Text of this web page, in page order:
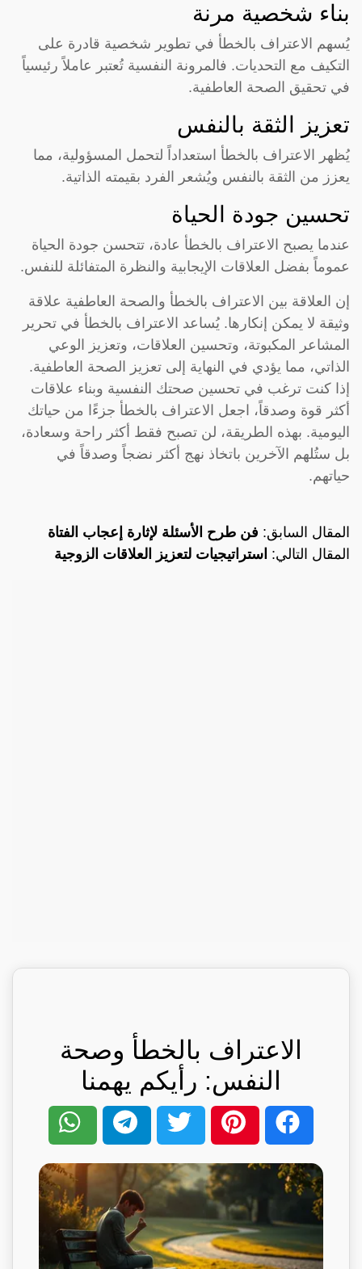
بناء شخصية مرنة
يُسهم الاعتراف بالخطأ في تطوير شخصية قادرة على
التكيف مع التحديات. فالمرونة النفسية تُعتبر عاملاً رئيسياً
في تحقيق الصحة العاطفية.
تعزيز الثقة بالنفس
يُظهر الاعتراف بالخطأ استعداداً لتحمل المسؤولية، مما
يعزز من الثقة بالنفس ويُشعر الفرد بقيمته الذاتية.
تحسين جودة الحياة
عندما يصبح الاعتراف بالخطأ عادة، تتحسن جودة الحياة
عموماً بفضل العلاقات الإيجابية والنظرة المتفائلة للنفس.
إن العلاقة بين الاعتراف بالخطأ والصحة العاطفية علاقة
وثيقة لا يمكن إنكارها. يُساعد الاعتراف بالخطأ في تحرير
المشاعر المكبوتة، وتحسين العلاقات، وتعزيز الوعي
الذاتي، مما يؤدي في النهاية إلى تعزيز الصحة العاطفية.
إذا كنت ترغب في تحسين صحتك النفسية وبناء علاقات
أكثر قوة وصدقاً، اجعل الاعتراف بالخطأ جزءًا من حياتك
اليومية. بهذه الطريقة، لن تصبح فقط أكثر راحة وسعادة،
بل ستُلهم الآخرين باتخاذ نهج أكثر نضجاً وصدقاً في
حياتهم.
المقال السابق: فن طرح الأسئلة لإثارة إعجاب الفتاة
المقال التالي: استراتيجيات لتعزيز العلاقات الزوجية
الاعتراف بالخطأ وصحة
النفس: رأيكم يهمنا